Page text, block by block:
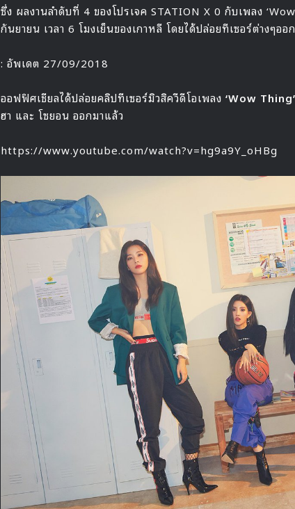
ซึ่ง ผลงานลำดับที่ 4 ของโปรเจค STATION X 0 กับเพลง
กันยายน เวลา 6 โมงเย็นของเกาหลี โดยได้ปล่อยทีเซอร์ต่างๆอ
: อัพเดต 27/09/2018
ออฟฟิศเชียลได้ปล่อยคลิปทีเซอร์มิวสิควีดีโอเพลง ‘Wow Thing’
ฮา และ โซยอน ออกมาแล้ว
https://www.youtube.com/watch?v=hg9a9Y_oHBg